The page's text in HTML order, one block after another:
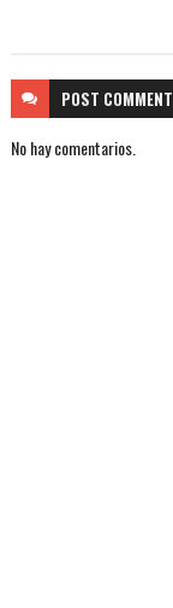
POST COMMENT
No hay comentarios.